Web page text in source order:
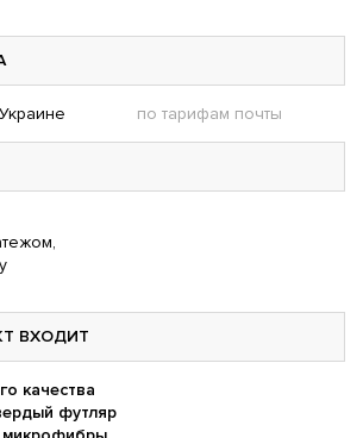
по тарифам почты
ВХОДИТ
качества
футляр